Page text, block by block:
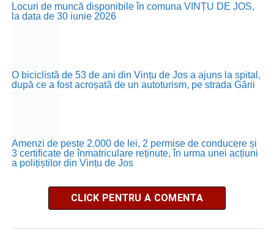
Locuri de muncă disponibile în comuna VINȚU DE JOS,
la data de 30 iunie 2026
O biciclistă de 53 de ani din Vințu de Jos a ajuns la spital,
după ce a fost acroșată de un autoturism, pe strada Gării
Amenzi de peste 2.000 de lei, 2 permise de conducere și
3 certificate de înmatriculare reținute, în urma unei acțiuni
a polițiștilor din Vințu de Jos
CLICK PENTRU A COMENTA